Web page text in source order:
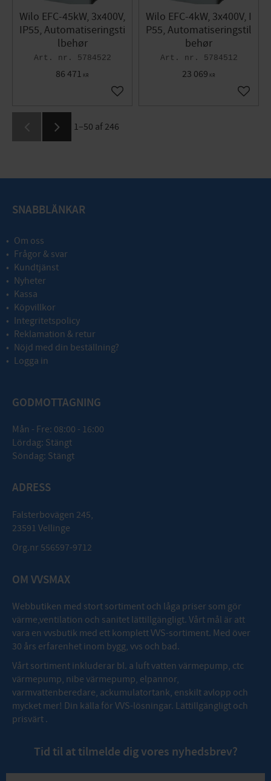
Wilo EFC-45kW, 3x400V,
IP55, Automatiseringsti
lbehør
5784522
86 471 KR
Gem som favorit
Wilo EFC-4kW, 3x400V, I
P55, Automatiseringstil
behør
5784512
23 069 KR
Gem
1–50 af 246
SNABBLÄNKAR
Om oss
Frågor & svar
Kundtjänst
Nyheter
Kassa
Köpvillkor
Integritetspolicy
Reklamation & retur
Nöjd med din beställning?
Logga in
GODMOTTAGNING
Mån - Fre: 08:00 - 16:00
Lördag: Stängt
Söndag: Stängt
ADRESS
Falsterbovägen 245,
23591 Vellinge
Org.nr 556597-9712
OM VVSMAX
Webbutiken med stort sortiment och låga priser som gör
värme,ventilation och sanitet lättillgängligt. Vårt mål är att
vara en vvsbutik med ett komplett VVS-sortiment. Med över
30 års erfarenhet inom bygg, vvs och bad.
Vårt sortiment inkluderar bl. a luft vatten värmepump, ctc
värmepump, nibe värmepump, elpannor,
varmvattenberedare, ackumulatortank, enskilt avlopp och
mycket mer! Din källa för VVS-lösningar. Lättillgängligt och
prisvärt .
Tid til at tilmelde dig vores nyhedsbrev?